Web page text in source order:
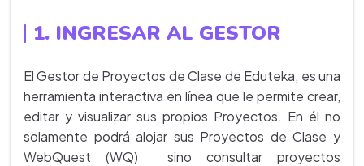
1. INGRESAR AL GESTOR
El Gestor de Proyectos de Clase de Eduteka, es una
herramienta interactiva en línea que le permite crear,
editar y visualizar sus propios Proyectos. En él no
solamente podrá alojar sus Proyectos de Clase y
WebQuest (WQ) sino consultar proyectos